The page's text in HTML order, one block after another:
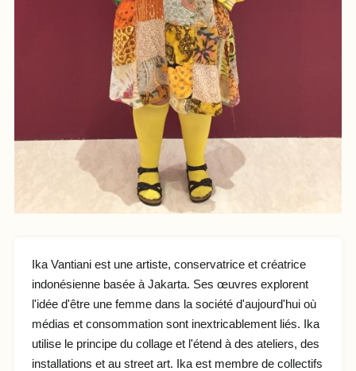
Ika Vantiani est une artiste, conservatrice et créatrice
indonésienne basée à Jakarta. Ses œuvres explorent
l'idée d'être une femme dans la société d'aujourd'hui où
médias et consommation sont inextricablement liés. Ika
utilise le principe du collage et l'étend à des ateliers, des
installations et au street art. Ika est membre de collectifs